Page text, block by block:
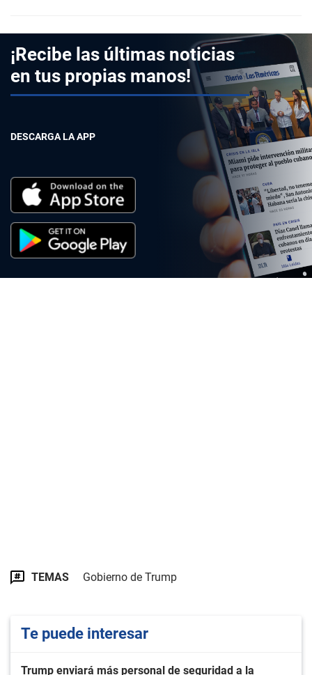
¡Recibe las últimas noticias
en tus propias manos!
DESCARGA LA APP
TEMAS Gobierno de Trump
Te puede interesar
Trump enviará más personal de seguridad a la